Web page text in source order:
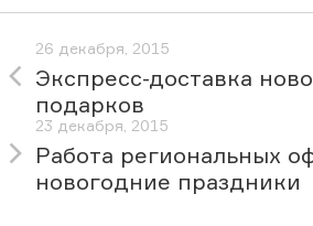
26 декабря, 2015
Экспресс-доставка
подарков
23 декабря, 2015
Работа региональных
новогодние праздники